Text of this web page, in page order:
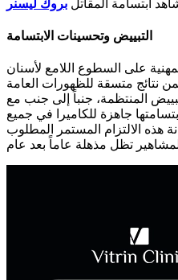
ابتسامة المقاتل بروك ليسنر
التبييض وتحسينات الابتسامة
على السطوع اللامع لأسنان
نتائج متسقة للظهورات العامة
المنتظمة، جنباً إلى جنب مع
جاهزة للكاميرا في جميع
هذه الالتزام المستمر المطلوب